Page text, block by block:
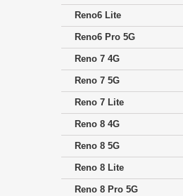
Reno6 Lite
Reno6 Pro 5G
Reno 7 4G
Reno 7 5G
Reno 7 Lite
Reno 8 4G
Reno 8 5G
Reno 8 Lite
Reno 8 Pro 5G